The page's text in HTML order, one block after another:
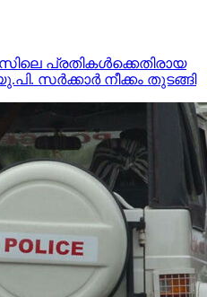
പ്രതികള്‍ക്കെതിരായ
സര്‍ക്കാര്‍ നീക്കം തുടങ്ങി